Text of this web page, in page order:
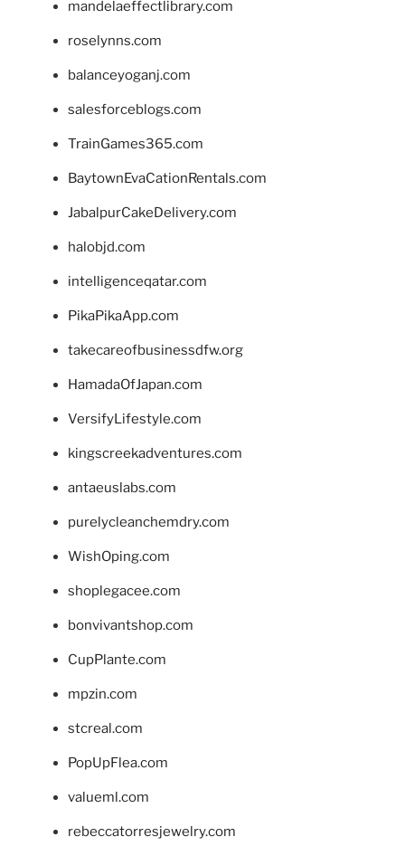
mandelaeffectlibrary.com
roselynns.com
balanceyoganj.com
salesforceblogs.com
TrainGames365.com
BaytownEvaCationRentals.com
JabalpurCakeDelivery.com
halobjd.com
intelligenceqatar.com
PikaPikaApp.com
takecareofbusinessdfw.org
HamadaOfJapan.com
VersifyLifestyle.com
kingscreekadventures.com
antaeuslabs.com
purelycleanchemdry.com
WishOping.com
shoplegacee.com
bonvivantshop.com
CupPlante.com
mpzin.com
stcreal.com
PopUpFlea.com
valueml.com
rebeccatorresjewelry.com